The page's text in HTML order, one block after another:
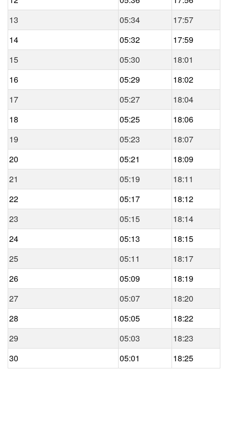
13
05:34
17:57
14
05:32
17:59
15
05:30
18:01
16
05:29
18:02
17
05:27
18:04
18
05:25
18:06
19
05:23
18:07
20
05:21
18:09
21
05:19
18:11
22
05:17
18:12
23
05:15
18:14
24
05:13
18:15
25
05:11
18:17
26
05:09
18:19
27
05:07
18:20
28
05:05
18:22
29
05:03
18:23
30
05:01 18:25